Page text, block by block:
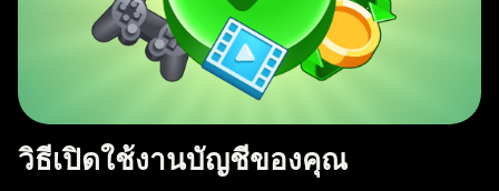
วิธีเปิดใช้งานบัญชีของคุณ